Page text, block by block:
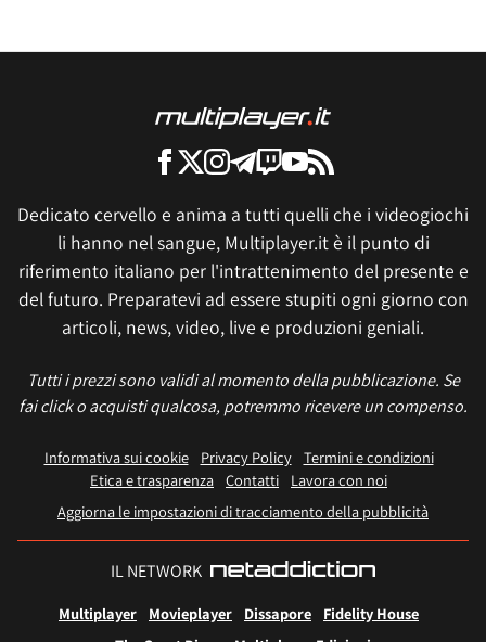
Dedicato cervello e anima a tutti quelli che i videogiochi
li hanno nel sangue, Multiplayer.it è il punto di
riferimento italiano per l'intrattenimento del presente e
del futuro. Preparatevi ad essere stupiti ogni giorno con
articoli, news, video, live e produzioni geniali.
Tutti i prezzi sono validi al momento della pubblicazione. Se
fai click o acquisti qualcosa, potremmo ricevere un compenso.
Informativa sui cookie Privacy Policy
Termini e condizioni
Etica e trasparenza Contatti
Lavora con noi
Aggiorna le impostazioni di tracciamento della pubblicità
IL NETWORK
Multiplayer Movieplayer Dissapore
Fidelity House